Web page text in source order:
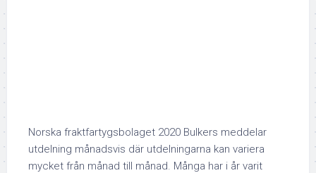
Norska fraktfartygsbolaget 2020 Bulkers meddelar
utdelning månadsvis där utdelningarna kan variera
mycket från månad till månad. Många har i år varit